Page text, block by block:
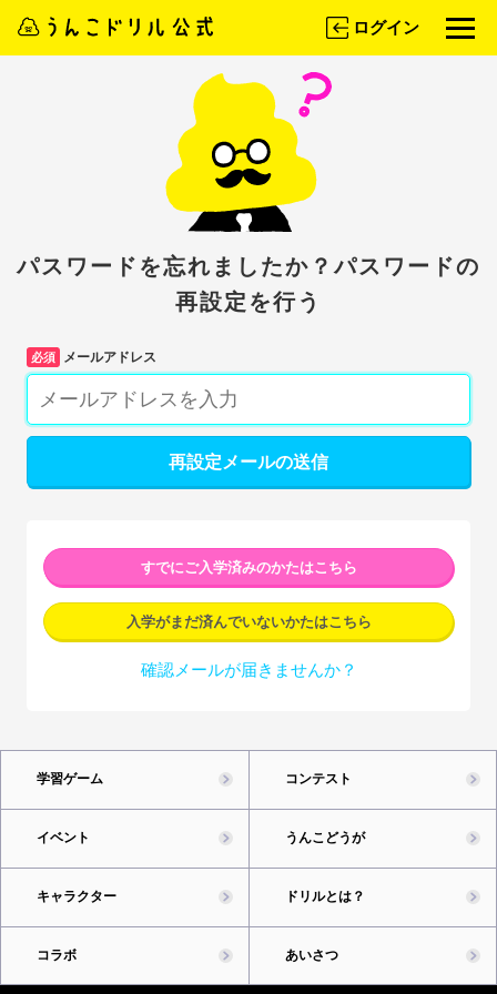
ログイン
パスワードを忘れましたか？パスワードの
再設定を行う
必須 メールアドレス
すでにご入学済みのかたはこちら
入学がまだ済んでいないかたはこちら
確認メールが届きませんか？
学習ゲーム コンテスト
イベント うんこどうが
キャラクター ドリルとは？
コラボ あいさつ